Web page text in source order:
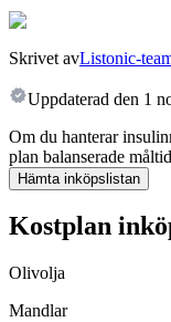
Skrivet avListonic-
Uppdaterad den 1
Om du hanterar
plan balanserade
Hämta inköpslistan
Kostplan
Olivolja
Mandlar